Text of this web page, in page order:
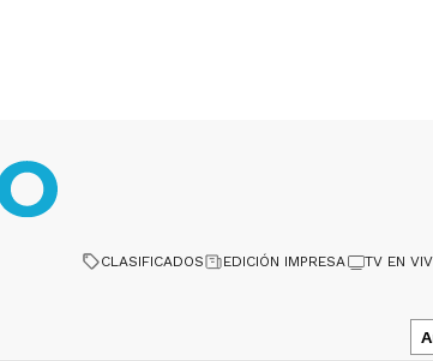
CLASIFICADOS EDICIÓN IMPRESA TV EN